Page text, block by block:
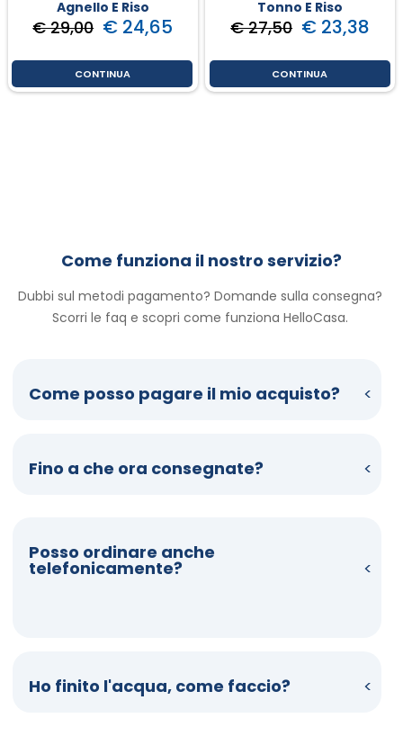
Agnello E Riso
€ 29,00 € 24,65
CONTINUA
Tonno E Riso
€ 27,50 € 23,38
CONTINUA
Come funziona il nostro servizio?
Dubbi sul metodi pagamento? Domande sulla consegna?
Scorri le faq e scopri come funziona HelloCasa.
Come posso pagare il mio acquisto?
Fino a che ora consegnate?
Posso ordinare anche
telefonicamente?
Ho finito l'acqua, come faccio?